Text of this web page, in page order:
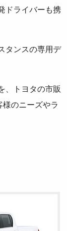
ドライバーも携
タンスの専用デ
、トヨタの市販
のニーズやラ